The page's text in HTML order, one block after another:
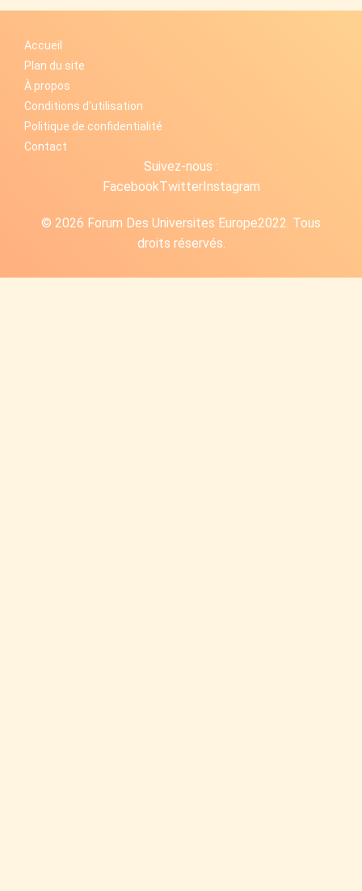
Accueil
Plan du site
À propos
Conditions d'utilisation
Politique de confidentialité
Contact
Suivez-nous :
FacebookTwitterInstagram
© 2026 Forum Des Universites Europe2022. Tous
droits réservés.